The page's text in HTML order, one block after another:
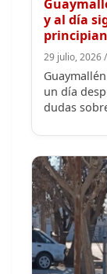
29 julio, 2026
un día
dudas